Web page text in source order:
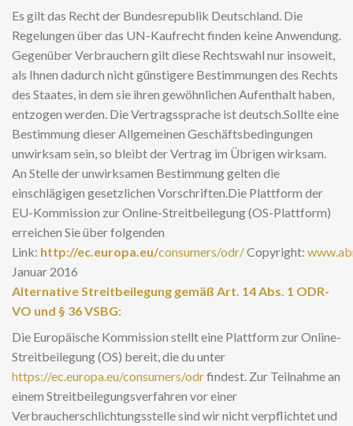
Es gilt das Recht der Bundesrepublik Deutschland. Die
Regelungen über das UN-Kaufrecht finden keine Anwendung.
Gegenüber Verbrauchern gilt diese Rechtswahl nur insoweit,
als Ihnen dadurch nicht günstigere Bestimmungen des Rechts
des Staates, in dem sie ihren gewöhnlichen Aufenthalt haben,
entzogen werden. Die Vertragssprache ist deutsch.Sollte eine
Bestimmung dieser Allgemeinen Geschäftsbedingungen
unwirksam sein, so bleibt der Vertrag im Übrigen wirksam.
An Stelle der unwirksamen Bestimmung gelten die
einschlägigen gesetzlichen Vorschriften.Die Plattform der
EU-Kommission zur Online-Streitbeilegung (OS-Plattform)
erreichen Sie über folgenden
Link: http://ec.europa.eu/consumers/odr/Copyright:
Januar 2016
Alternative Streitbeilegung gemäß Art. 14 Abs. 1 ODR-
VO und § 36 VSBG:
Die Europäische Kommission stellt eine Plattform zur Online-
Streitbeilegung (OS) bereit, die du unter
https://ec.europa.eu/consumers/odrfindest. Zur Teilnahme an
einem Streitbeilegungsverfahren vor einer
Verbraucherschlichtungsstelle sind wir nicht verpflichtet und